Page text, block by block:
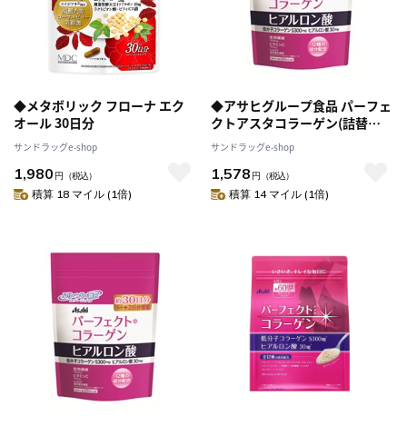
◆メタボリック フローナ エク
オール 30日分
サンドラッグe-shop
1,980 円 （税込）
積算 18 マイル (1倍)
◆アサヒグループ食品 パーフェ
クトアスタコラーゲン(詰替
え)30日
サンドラッグe-shop
1,578 円 （税込）
積算 14 マイル (1倍)